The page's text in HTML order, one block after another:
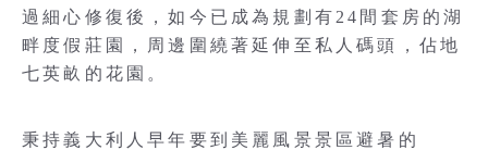
過細心修復後，如今已成為規劃有24間套房的湖
畔度假莊園，周邊圍繞著延伸至私人碼頭，佔地
七英畝的花園。
秉持義大利人早年要到美麗風景景區避暑的